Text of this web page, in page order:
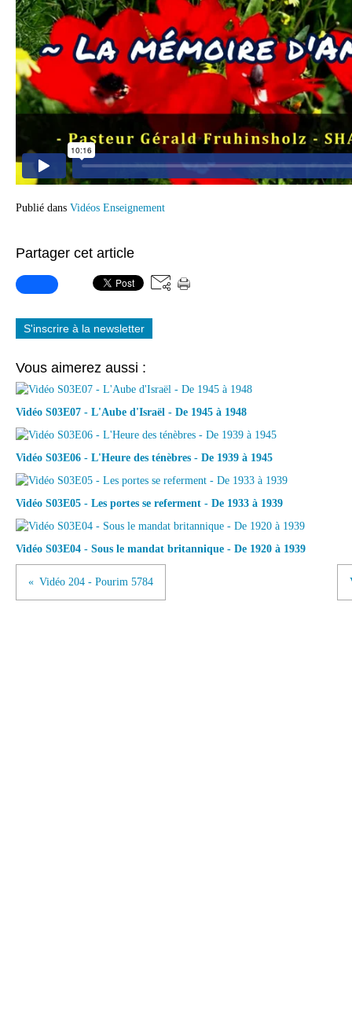
Publié dans Vidéos Enseignement
Partager cet article
S'inscrire à la newsletter
Vous aimerez aussi :
Vidéo S03E07 - L'Aube d'Israël - De 1945 à 1948
Vidéo S03E06 - L'Heure des ténèbres - De 1939 à 1945
Vidéo S03E05 - Les portes se referment - De 1933 à 1939
Vidéo S03E04 - Sous le mandat britannique - De 1920 à 1939
Vidéo 204 - Pourim 5784